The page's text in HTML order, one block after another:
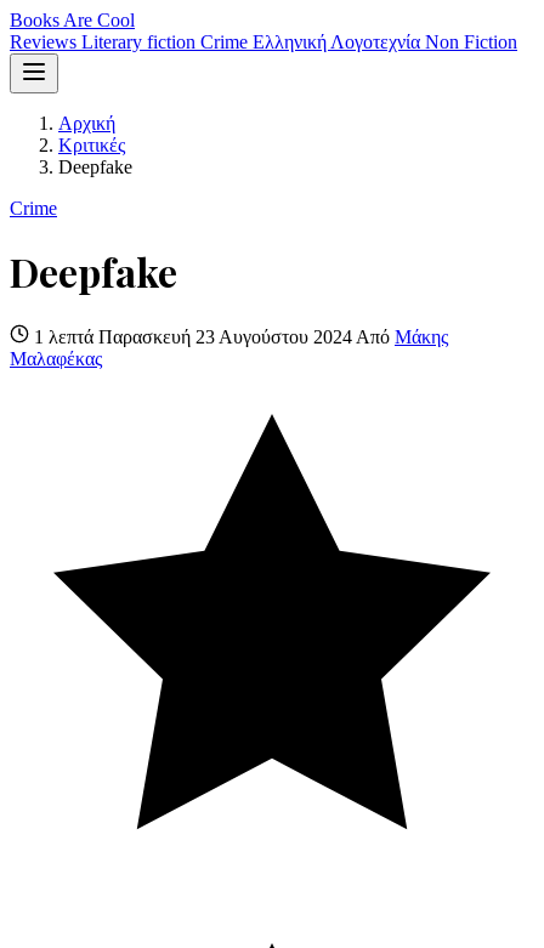
Books Are Cool
Reviews Literary fiction Crime Ελληνική Λογοτεχνία Non Fiction
Αρχική
Κριτικές
Deepfake
Crime
Deepfake
1 λεπτά Παρασκευή 23 Αυγούστου 2024 Από Μάκης
Μαλαφέκας